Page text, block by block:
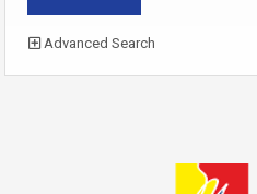
Advanced Search